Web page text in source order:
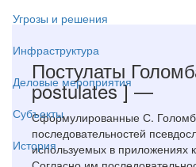
Угрозы и решения
Инфраструктура
Деловые мероприятия
Субъекты
История
Постулаты
postulates ]—
Сформулированные С.
последовательностей
используемых в приложениях